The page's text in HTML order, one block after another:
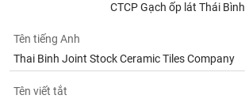
CTCP Gạch ốp lát Thái Bình
Tên tiếng Anh
Thai Binh Joint Stock Ceramic Tiles Company
Tên viết tắt
Tin
(-)